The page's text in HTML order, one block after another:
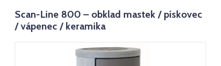
Scan-Line 800 – obklad mastek / pískovec
/ vápenec / keramika